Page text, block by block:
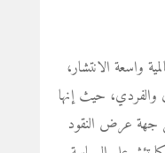
واسعة الانتشار،
والفردي، حيث إنها
جهة عرض النقود